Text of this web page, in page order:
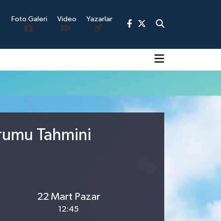
Foto Galeri Video Yazarlar
Tahmini
22 Mart Pazar
12:45